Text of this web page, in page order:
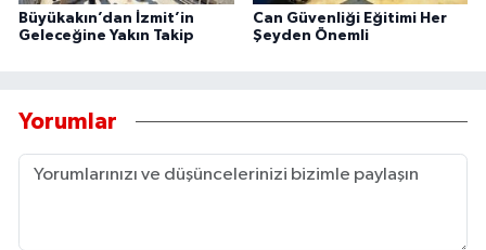
Büyükakın’dan İzmit’in
Geleceğine Yakın Takip
Can Güvenliği Eğitimi Her
Şeyden Önemli
Yorumlar